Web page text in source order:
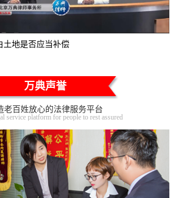
土地是否应当补偿
万典声誉
老百姓放心的法律服务平台
service platform for people to rest assured